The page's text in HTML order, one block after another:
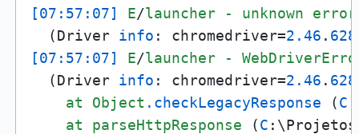
[07:57:07]
E/launcher - unknown error
  (Driver
info : chromedriver=2.46 .
[07:57:07]
E/launcher -
  (Driver
info : chromedriver=2.46 .
at
Object .checkLegacyResponse (C
at
parseHttpResponse (C